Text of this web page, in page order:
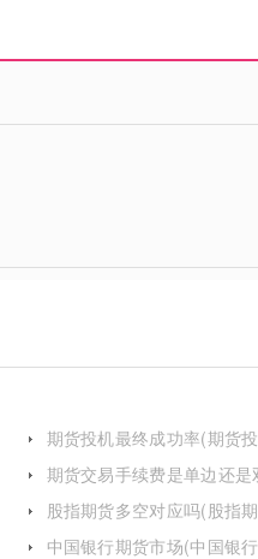
期货投机最终成功率(期货
期货交易手续费是单边还
股指期货多空对应吗(股指
中国银行期货市场(中国银